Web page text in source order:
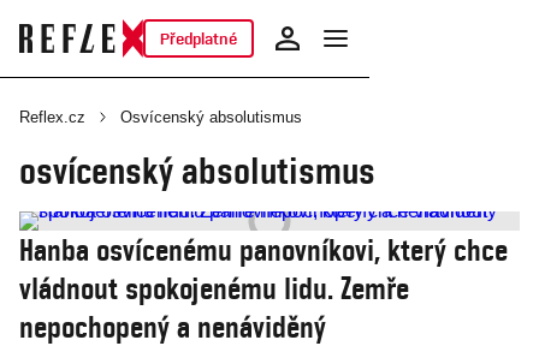
Předplatné
Reflex.cz Osvícenský absolutismus
osvícenský absolutismus
Hanba osvícenému panovníkovi, který chce
vládnout spokojenému lidu. Zemře
nepochopený a nenáviděný